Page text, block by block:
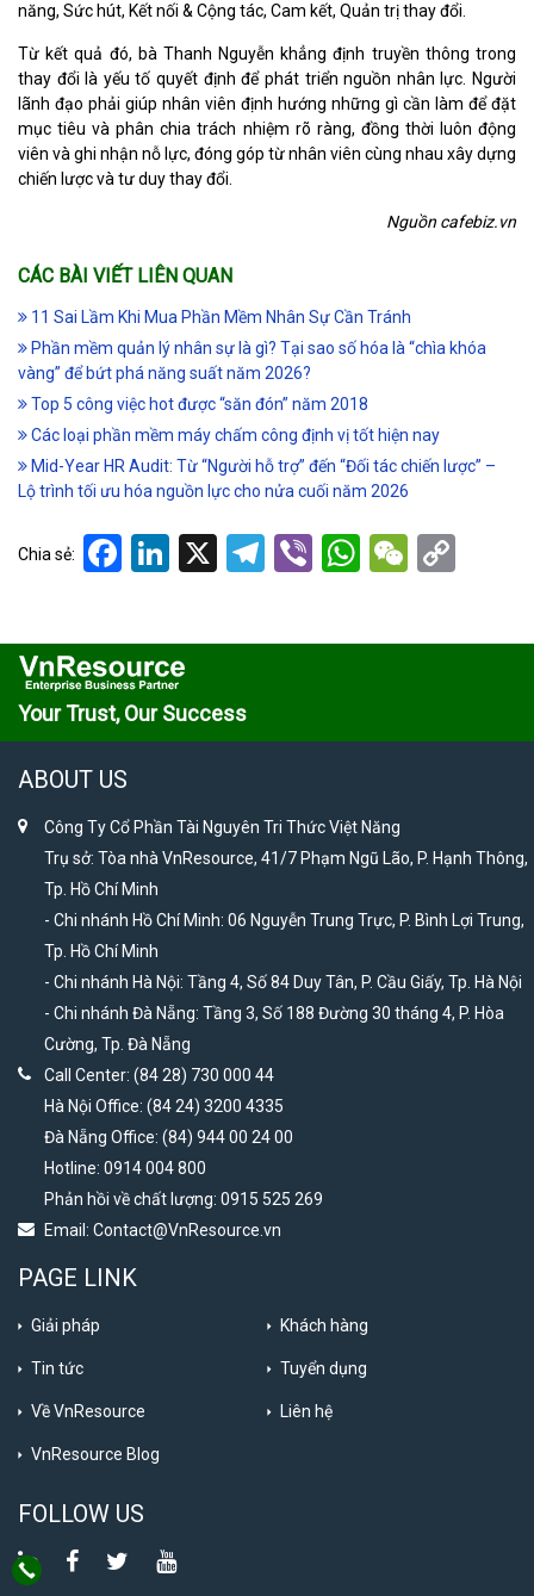
năng, Sức hút, Kết nối & Cộng tác, Cam kết, Quản trị thay đổi.
Từ kết quả đó, bà Thanh Nguyễn khẳng định truyền thông trong
thay đổi là yếu tố quyết định để phát triển nguồn nhân lực. Người
lãnh đạo phải giúp nhân viên định hướng những gì cần làm để đặt
mục tiêu và phân chia trách nhiệm rõ ràng, đồng thời luôn động
viên và ghi nhận nỗ lực, đóng góp từ nhân viên cùng nhau xây dựng
chiến lược và tư duy thay đổi.
Nguồn cafebiz.vn
CÁC BÀI VIẾT LIÊN QUAN
11 Sai Lầm Khi Mua Phần Mềm Nhân Sự Cần Tránh
Phần mềm quản lý nhân sự là gì? Tại sao số hóa là “chìa khóa
vàng” để bứt phá năng suất năm 2026?
Top 5 công việc hot được “săn đón” năm 2018
Các loại phần mềm máy chấm công định vị tốt hiện nay
Mid-Year HR Audit: Từ “Người hỗ trợ” đến “Đối tác chiến lược” –
Lộ trình tối ưu hóa nguồn lực cho nửa cuối năm 2026
Chia sẻ: Facebook
LinkedIn
X Telegram
ViberWhatsApp
Your Trust, Our Success
ABOUT US
Công Ty Cổ Phần Tài Nguyên Tri Thức Việt Năng
Trụ sở: Tòa nhà VnResource, 41/7 Phạm Ngũ Lão, P. Hạnh Thông,
Tp. Hồ Chí Minh
- Chi nhánh Hồ Chí Minh: 06 Nguyễn Trung Trực, P. Bình Lợi Trung,
Tp. Hồ Chí Minh
- Chi nhánh Hà Nội: Tầng 4, Số 84 Duy Tân, P. Cầu Giấy, Tp. Hà Nội
- Chi nhánh Đà Nẵng: Tầng 3, Số 188 Đường 30 tháng 4, P. Hòa
Cường, Tp. Đà Nẵng
Call Center: (84 28) 730 000 44
Hà Nội Office: (84 24) 3200 4335
Đà Nẵng Office: (84) 944 00 24 00
Hotline: 0914 004 800
Phản hồi về chất lượng: 0915 525 269
Email: Contact@VnResource.vn
PAGE LINK
Giải pháp Khách hàng
Tin tức Tuyển dụng
Về VnResource Liên hệ
VnResource Blog
FOLLOW US